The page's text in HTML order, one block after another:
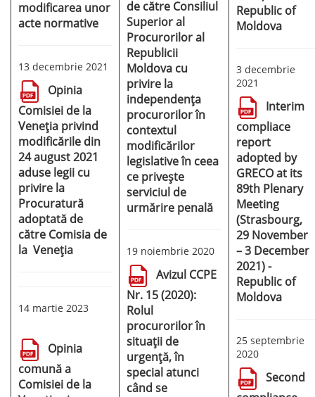
modificarea unor
acte normative
13 decembrie 2021
Opinia
Comisiei de la
Veneția privind
modificările din
24 august 2021
aduse legii cu
privire la
Procuratură
adoptată de
către Comisia de
la Veneția
14 martie 2023
Opinia
comună a
Comisiei de la
de către Consiliul
Superior al
Procurorilor al
Republicii
Moldova cu
privire la
independența
procurorilor în
contextul
modificărilor
legislative în ceea
ce privește
serviciul de
urmărire penală
19 noiembrie 2020
Avizul CCPE
Nr. 15 (2020):
Rolul
procurorilor în
situații de
urgență, în
special atunci
când se
Republic of
Moldova
3 decembrie
2021
Interim
compliace
report
adopted by
GRECO at its
89th Plenary
Meeting
(Strasbourg,
29 November
– 3 December
2021) -
Republic of
Moldova
25 septembrie
2020
Second